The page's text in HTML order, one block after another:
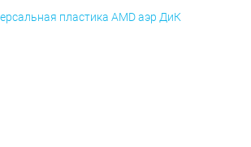
пластика AMD аэр ДиК